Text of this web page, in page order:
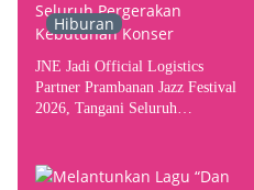
Hiburan
JNE Jadi Official Logistics
Partner Prambanan Jazz Festival
2026, Tangani Seluruh